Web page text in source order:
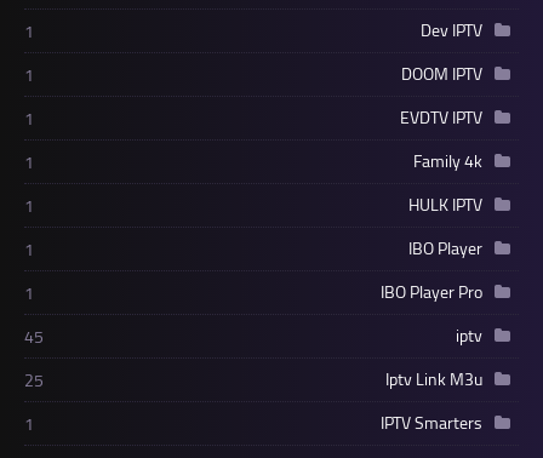
Dev IPTV
1
DOOM IPTV
1
EVDTV IPTV
1
Family 4k
1
HULK IPTV
1
IBO Player
1
IBO Player Pro
1
iptv
45
Iptv Link M3u
25
IPTV Smarters
1